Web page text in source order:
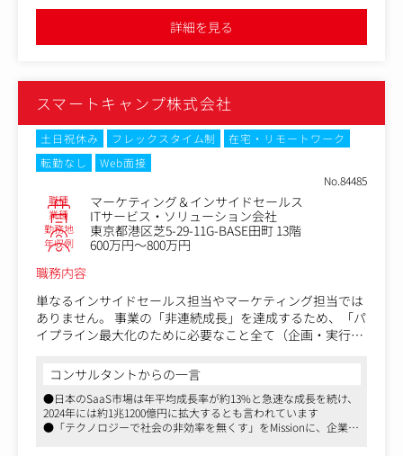
ても戦略的にリサイクルアプローチを行い、商談機会の最
チを用いた戦略的な市場開拓にも挑戦可能
-担当者と接続後は申し送りの作成、担当FSの検討など、
クライアントにとって最善となる提案ができるよう対応頂
きます
●リモート、フレックスなど働きやすい環境が整っています
詳細を見る
スマートキャンプ株式会社
土日祝休み フレックスタイム制
在宅・リモートワーク
転勤なし
Web面接
No.84485
職種 マーケティング＆インサイドセールス
業種 ITサービス・ソリューション会社
勤務地 東京都港区芝5-29-11G-BASE田町 13階
年収例
600万円～800万円
職務内容
単なるインサイドセールス担当やマーケティング担当では
ありません。 事業の「非連続成長」を達成するため、「パ
イプライン最大化のために必要なこと全て（企画・実行・
【具体的には】
・SDR/BDRでの商談獲得（コール・メールなど）
・見込み顧客へのナーチャリング施策の企画・実行及び分
析
コンサルタントからの一言
●日本のSaaS市場は年平均成長率が約13%と急速な成長を続け、
2024年には約1兆1200億円に拡大するとも言われています
●「テクノロジーで社会の非効率を無くす」をMissionに、企業の